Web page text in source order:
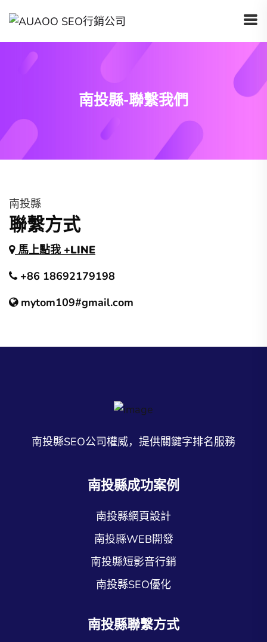
南投縣-聯繫我們
南投縣
聯繫方式
馬上點我 +LINE
+86 18692179198
mytom109#gmail.com
南投縣SEO公司權威，提供關鍵字排名服務
南投縣成功案例
南投縣網頁設計
南投縣WEB開發
南投縣短影音行銷
南投縣SEO優化
南投縣聯繫方式